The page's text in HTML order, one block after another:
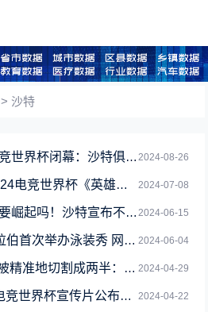
> 沙特
2024-08-26
闭幕：沙特俱乐部获总冠军 700万美元奖金
2024-07-08
杯《英雄联盟》落幕：T1 3:1 TES拿下总冠军
2024-06-15
特宣布不续签石油美元协议刷屏朋友圈！真相究竟如何
2024-06-04
装秀 网友围观：终于要开放了
2024-04-29
割成两半：成因至今是个谜
2024-04-22
布：中国战队LGD、NIP、WBG参赛